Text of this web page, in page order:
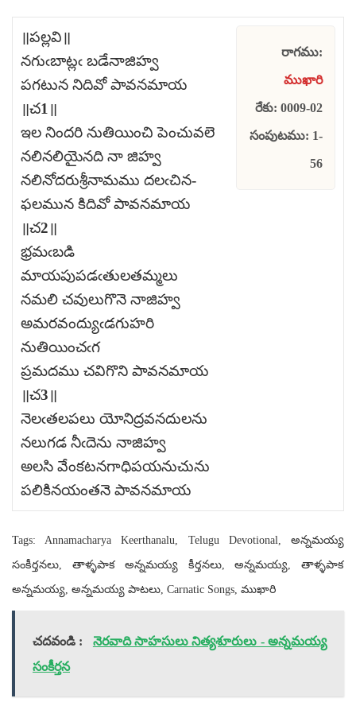
॥పల్లవి॥
నగుఁబాట్లఁ బడేనాజిహ్వ
పగటున నిదివో పావనమాయ
॥చ1॥
ఇల నిందరి నుతియించి పెంచువలె
నలినలియైనది నా జిహ్వ
నలినోదరుశ్రీనామము దలఁచిన-
ఫలమున కిదివో పావనమాయ
॥చ2॥
భ్రమఁబడి
మాయపుపడఁతులతమ్మలు
నమలి చవులుగొనె నాజిహ్వ
అమరవంద్యుఁడగుహరి
నుతియించఁగ
ప్రమదము చవిగొని పావనమాయ
॥చ3॥
నెలఁతలపలు యోనిద్రవనదులను
నలుగడ నీఁదెను నాజిహ్వ
అలసి వేంకటనగాధిపయనుచును
పలికినయంతనె పావనమాయ
రాగము:
ముఖారి
రేకు: 0009-02
సంపుటము: 1-
56
Tags: Annamacharya Keerthanalu, Telugu Devotional, అన్నమయ్య
సంకీర్తనలు, తాళ్ళపాక అన్నమయ్య కీర్తనలు, అన్నమయ్య, తాళ్ళపాక
అన్నమయ్య, అన్నమయ్య పాటలు, Carnatic Songs, ముఖారి
చదవండి :
నెరవాది సాహసులు నిత్యశూరులు - అన్నమయ్య
సంకీర్తన